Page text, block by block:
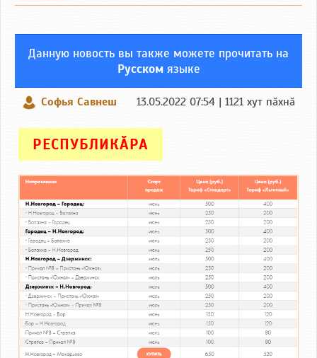
Данную новость вы также можете прочитать на
Русскомязыке
Софья Савнеш 13.05.2022 07:54 | 1121 хут пӑхнӑ
РЕСПУБЛИКӐРА